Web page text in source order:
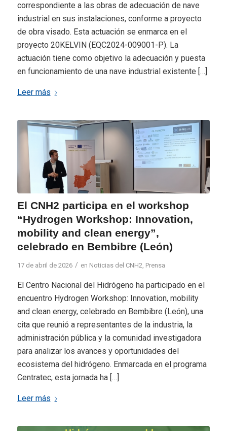
correspondiente a las obras de adecuación de nave
industrial en sus instalaciones, conforme a proyecto
de obra visado. Esta actuación se enmarca en el
proyecto 20KELVIN (EQC2024-009001-P). La
actuación tiene como objetivo la adecuación y puesta
en funcionamiento de una nave industrial existente […]
Leer más
El CNH2 participa en el workshop
“Hydrogen Workshop: Innovation,
mobility and clean energy”,
celebrado en Bembibre (León)
17 de abril de 2026 / en Noticias del CNH2 Prensa
El Centro Nacional del Hidrógeno ha participado en el
encuentro Hydrogen Workshop: Innovation, mobility
and clean energy, celebrado en Bembibre (León), una
cita que reunió a representantes de la industria, la
administración pública y la comunidad investigadora
para analizar los avances y oportunidades del
ecosistema del hidrógeno. Enmarcada en el programa
Centratec, esta jornada ha […]
Leer más